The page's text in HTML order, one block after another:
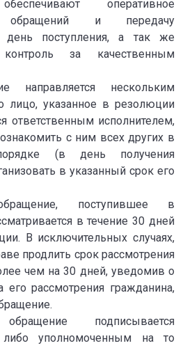
оперативное
обращений и передачу
день поступления, а так же
за качественным
направляется нескольким
лицо, указанное в резолюции
ответственным исполнителем,
с ним всех других в
(в день получения
в указанный срок его
поступившее в
в течение 30 дней
В исключительных случаях,
продлить срок рассмотрения
чем на 30 дней, уведомив о
его рассмотрения гражданина,
подписывается
либо уполномоченным на то